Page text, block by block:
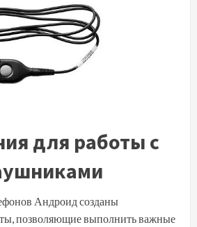
для работы с
Андроид созданы
позволяющие выполнить важные